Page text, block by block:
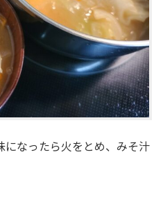
なったら火をとめ、みそ汁